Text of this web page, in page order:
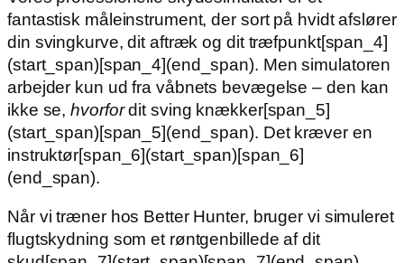
fantastisk måleinstrument, der sort på hvidt afslører
din svingkurve, dit aftræk og dit træfpunkt[span_4]
(start_span)[span_4](end_span). Men simulatoren
arbejder kun ud fra våbnets bevægelse – den kan
ikke se,hvorfordit sving knækker[span_5]
(start_span)[span_5](end_span). Det kræver en
instruktør[span_6](start_span)[span_6]
(end_span).
Når vi træner hos Better Hunter, bruger vi simuleret
flugtskydning som et røntgenbillede af dit